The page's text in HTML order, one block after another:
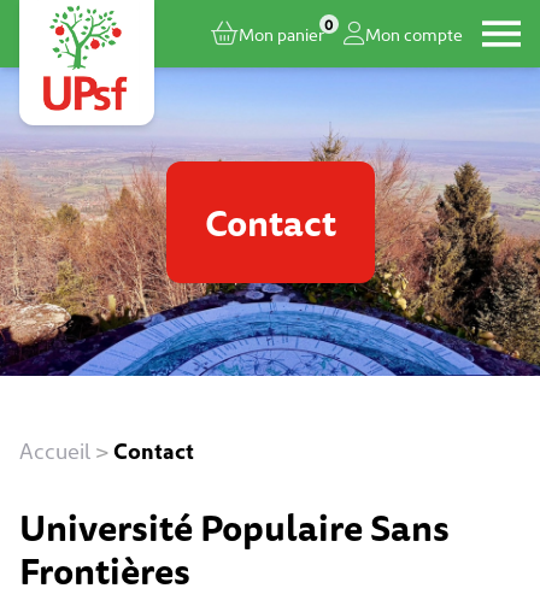
Mon panier0 Mon compte
Contact
Accueil >Contact
Université Populaire Sans
Frontières